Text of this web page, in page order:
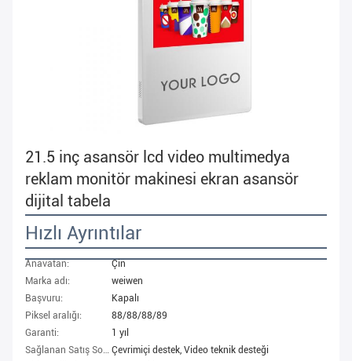
21.5 inç asansör lcd video multimedya
reklam monitör makinesi ekran asansör
dijital tabela
Hızlı Ayrıntılar
Anavatan:
Çin
Marka adı:
weiwen
Başvuru:
Kapalı
Piksel aralığı:
88/88/88/89
Garanti:
1 yıl
Sağlanan Satış Sonrası Hizmet: Çevrimiçi destek, Video teknik desteği